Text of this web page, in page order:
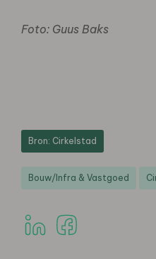
Foto: Guus Baks
Bron: Cirkelstad
Bouw/Infra & Vastgoed